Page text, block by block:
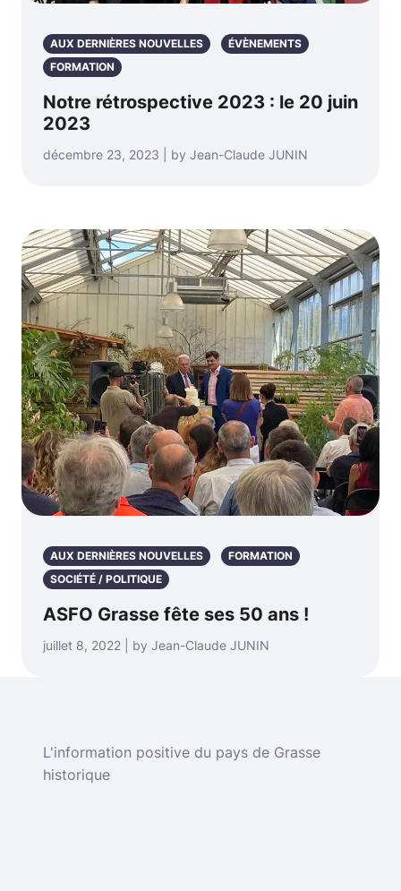
AUX DERNIÈRES NOUVELLES
ÉVÈNEMENTS
FORMATION
Notre rétrospective 2023 : le 20 juin
2023
décembre 23, 2023 | by Jean-Claude JUNIN
AUX DERNIÈRES NOUVELLES
FORMATION
SOCIÉTÉ / POLITIQUE
ASFO Grasse fête ses 50 ans !
juillet 8, 2022 | by Jean-Claude JUNIN
L'information positive du pays de Grasse
historique